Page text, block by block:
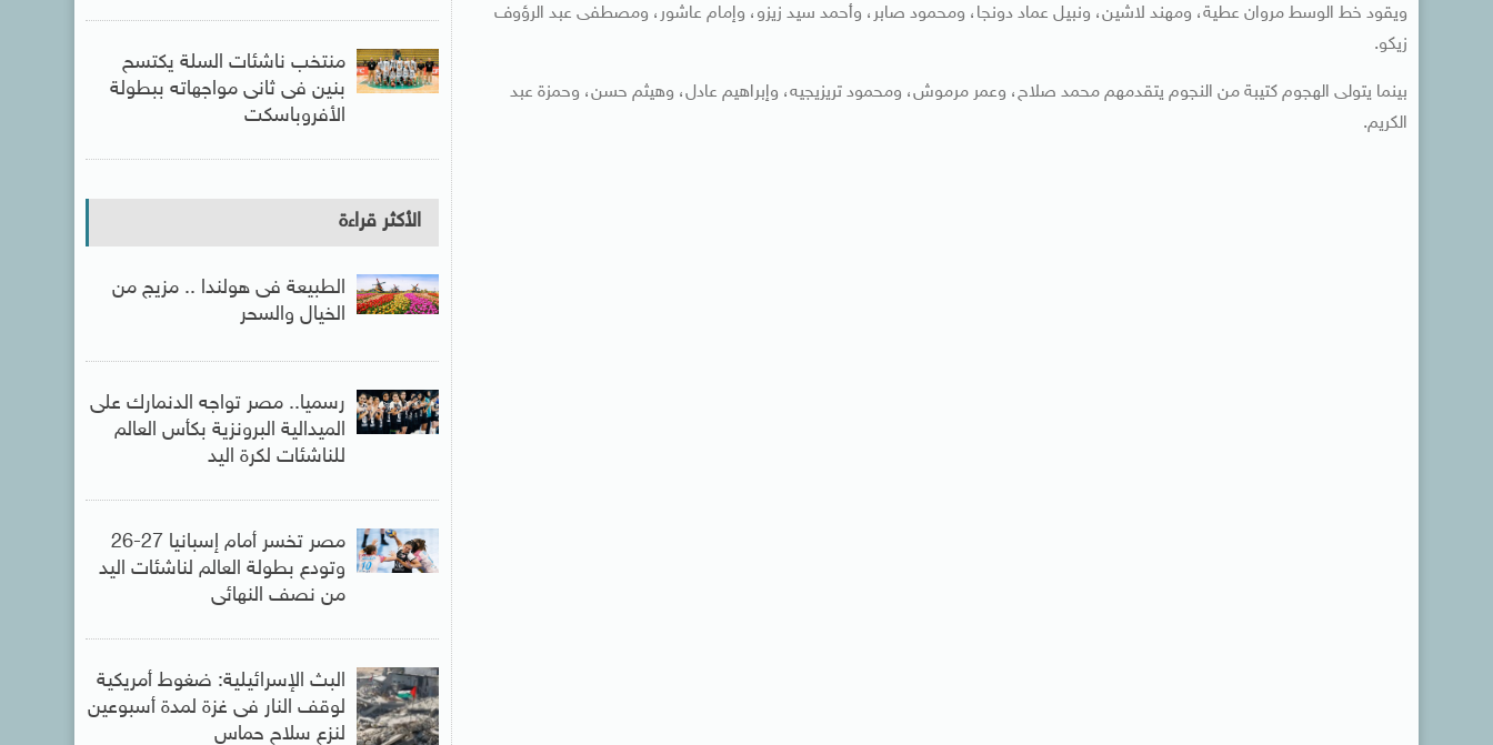
ويقود خط الوسط مروان عطية، ومهند لاشين، ونبيل عماد دونجا، ومحمود صابر، وأحمد سيد زيزو، وإمام عاشور، ومصطفى عبد الرؤوف
زيكو.
بينما يتولى الهجوم كتيبة من النجوم يتقدمهم محمد صلاح، وعمر مرموش، ومحمود تريزيجيه، وإبراهيم عادل، وهيثم حسن، وحمزة عبد
الكريم.
منتخب ناشئات السلة يكتسح
بنين فى ثانى مواجهاته ببطولة
الأفروباسكت
الأكثر قراءة
الطبيعة فى هولندا .. مزيج من
الخيال والسحر
رسميا.. مصر تواجه الدنمارك على
الميدالية البرونزية بكأس العالم
للناشئات لكرة اليد
مصر تخسر أمام إسبانيا 27-26
وتودع بطولة العالم لناشئات اليد
من نصف النهائى
البث الإسرائيلية: ضغوط أمريكية
لوقف النار فى غزة لمدة أسبوعين
لنزع سلاح حماس